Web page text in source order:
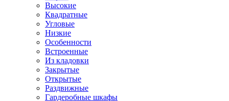
Высокие
Квадратные
Угловые
Низкие
Особенности
Встроенные
Из кладовки
Закрытые
Открытые
Раздвижные
Гардеробные шкафы